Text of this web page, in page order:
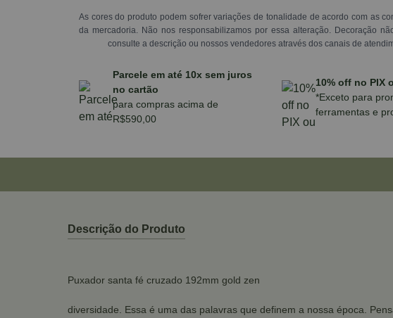
As cores do produto podem sofrer variações de tonalidade de acordo com as
da mercadoria. Não nos responsabilizamos por essa alteração. Decoração
consulte a descrição ou nossos vendedores através dos canais de
Parcele em até 10x sem juros
no cartão
para compras acima de
R$590,00
10% off no PIX
*Exceto para
ferramentas e
Descrição do Produto
Puxador santa fé cruzado 192mm gold zen
diversidade. Essa é uma das palavras que definem a nossa época.